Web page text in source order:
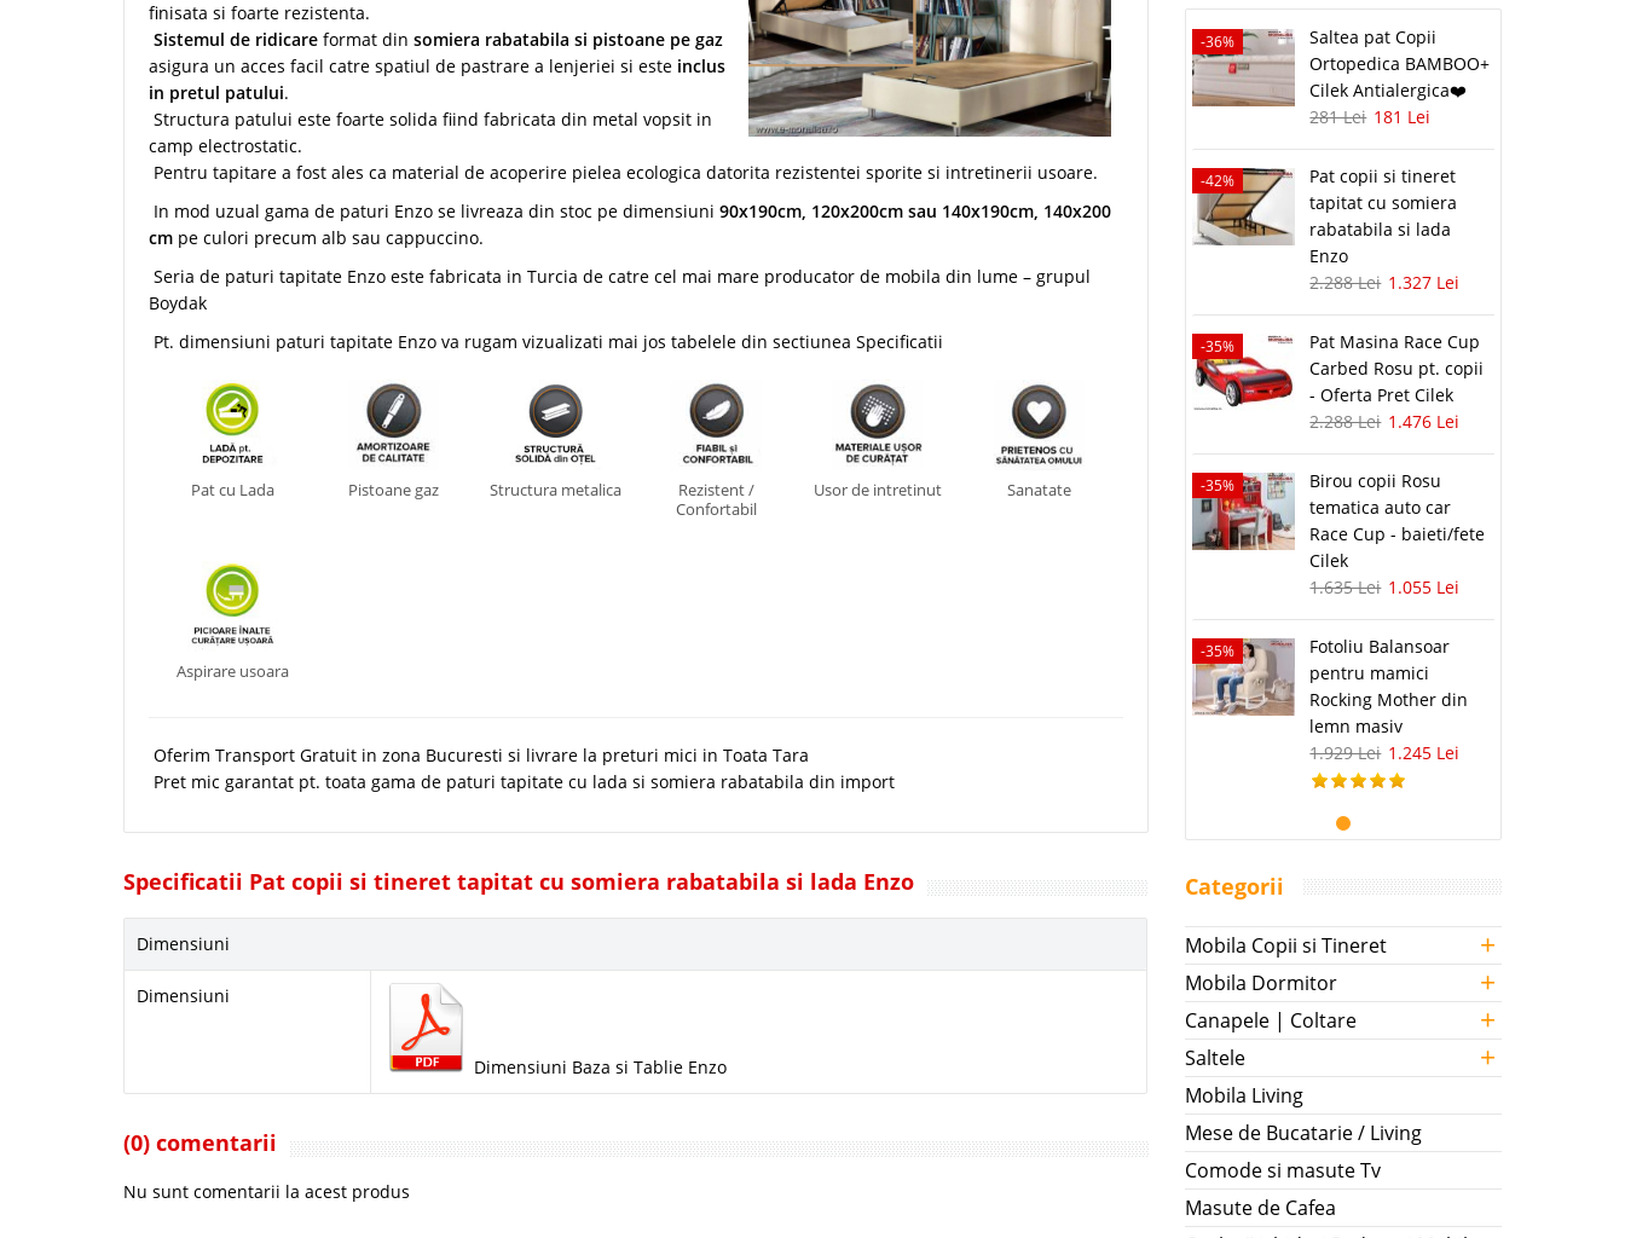
finisata si foarte rezistenta.
Sistemul de ridicare format din somiera rabatabila si pistoane pe gaz
asigura un acces facil catre spatiul de pastrare a lenjeriei si este inclus
in pretul patului.
Structura patului este foarte solida fiind fabricata din metal vopsit in
camp electrostatic.
Pentru tapitare a fost ales ca material de acoperire pielea ecologica datorita rezistentei sporite si intretinerii usoare.
In mod uzual gama de paturi Enzo se livreaza din stoc pe dimensiuni 90x190cm, 120x200cm sau 140x190cm, 140x200
cm pe culori precum alb sau cappuccino.
Seria de paturi tapitate Enzo este fabricata in Turcia de catre cel mai mare producator de mobila din lume – grupul
Boydak
Pt. dimensiuni paturi tapitate Enzo va rugam vizualizati mai jos tabelele din sectiunea Specificatii
Pat cu Lada Pistoane gaz Structura metalica
Rezistent /
Confortabil
Usor de intretinut Sanatate
Aspirare usoara
Oferim Transport Gratuit in zona Bucuresti si livrare la preturi mici in Toata Tara
Pret mic garantat pt. toata gama de paturi tapitate cu lada si somiera rabatabila din import
Specificatii Pat copii si tineret tapitat cu somiera rabatabila si lada Enzo
Dimensiuni
Dimensiuni
Dimensiuni Baza si Tablie Enzo
(0) comentarii
Nu sunt comentarii la acest produs
-36%
Saltea pat Copii
Ortopedica BAMBOO+
Cilek Antialergica❤️
281 Lei 181 Lei
-42%
Pat copii si tineret
tapitat cu somiera
rabatabila si lada
Enzo
2.288 Lei 1.327 Lei
-35%
Pat Masina Race Cup
Carbed Rosu pt. copii
- Oferta Pret Cilek
2.288 Lei 1.476 Lei
-35%
Birou copii Rosu
tematica auto car
Race Cup - baieti/fete
Cilek
1.635 Lei 1.055 Lei
-35%
Fotoliu Balansoar
pentru mamici
Rocking Mother din
lemn masiv
1.929 Lei 1.245 Lei
Categorii
Mobila Copii si Tineret +
Mobila Dormitor +
Canapele | Coltare +
Saltele +
Mobila Living
Mese de Bucatarie / Living
Comode si masute Tv
Masute de Cafea